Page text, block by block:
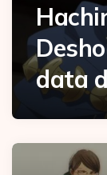
data